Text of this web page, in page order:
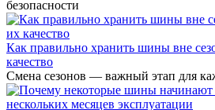
безопасности
Как правильно хранить шины вне
качество
Смена сезонов — важный этап для